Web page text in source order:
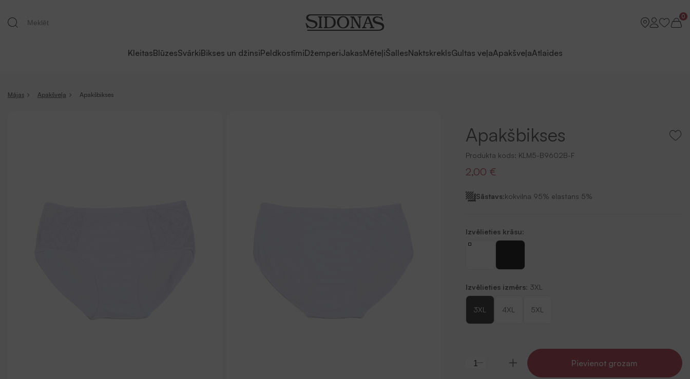
0
KleitasBlūzesSvārkiBikses un džinsiPeldkostīmiDžemperiJakasMēteļiŠallesNaktskreklsGultas veļaApakšveļaAtlaides
Mājas Apakšveļa Apakšbikses
Apakšbikses
Produkta kods: KLM5-B9602B-F
2,00 €
Sāstavs:kokvilna 95% elastans 5%
Izvēlieties krāsu:
Izvēlieties izmērs: 3XL
3XL 4XL 5XL
Pievienot grozam